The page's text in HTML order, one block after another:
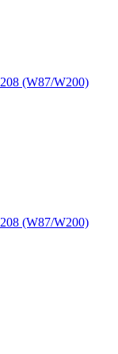
(W87/W200)
(W87/W200)